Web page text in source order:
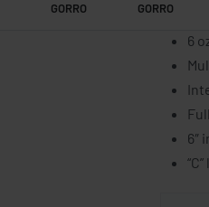
GORRO
GORRO
6
6″